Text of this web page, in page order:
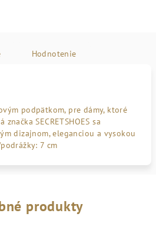
Hodnotenie
podpätkom, pre dámy, ktoré
SECRETSHOES sa
dizajnom, eleganciou a vysokou
7 cm
produkty